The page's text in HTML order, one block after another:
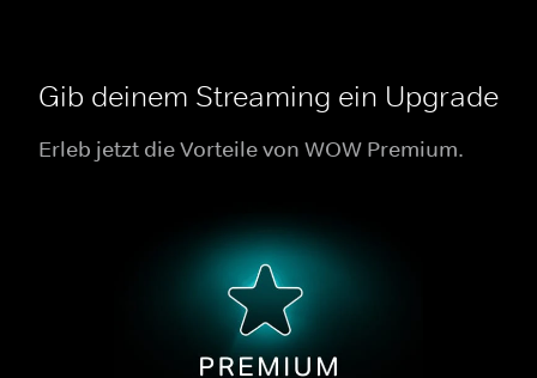
Gib deinem Streaming ein Upgrade
Erleb jetzt die Vorteile von WOW Premium.